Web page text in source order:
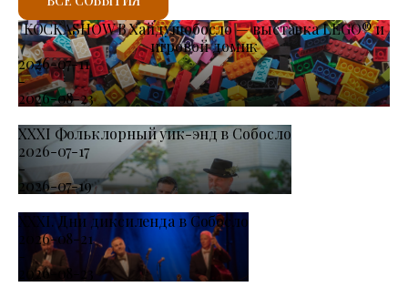
KOCKASHOW В Хайдушобосло — выставка LEGO® и
игровой домик
2026-07-11
-
2026-08-23
XXXI Фольклорный уик-энд в Собосло
2026-07-17
-
2026-07-19
XXXI. Дни диксиленда в Собосло
2026-08-21
-
2026-08-23